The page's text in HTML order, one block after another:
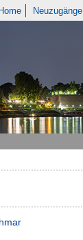
Home Neuzugänge